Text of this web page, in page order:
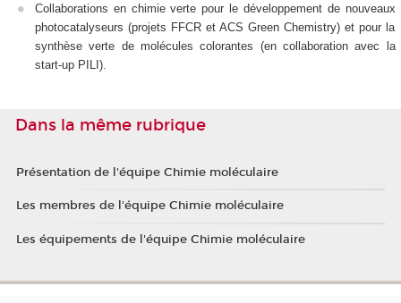
Collaborations en chimie verte pour le développement de nouveaux
photocatalyseurs (projets FFCR et ACS Green Chemistry) et pour la
synthèse verte de molécules colorantes (en collaboration avec la
start-up PILI).
Dans la même rubrique
Présentation de l'équipe Chimie moléculaire
Les membres de l'équipe Chimie moléculaire
Les équipements de l'équipe Chimie moléculaire